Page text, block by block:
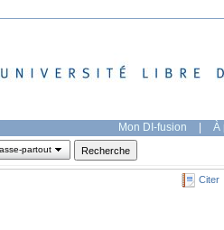
Mon DI-fusion | À
partout
Citer